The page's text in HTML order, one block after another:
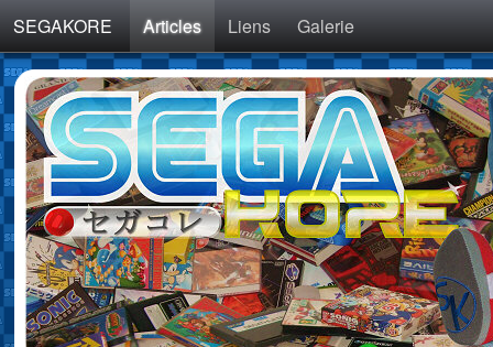
SEGAKORE Articles Liens Galerie